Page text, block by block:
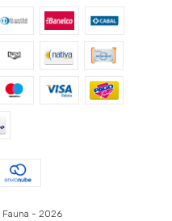
- 2026